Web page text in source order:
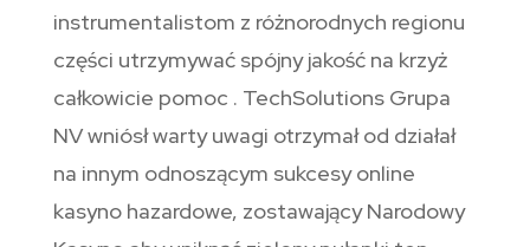
instrumentalistom z różnorodnych regionu
części utrzymywać spójny jakość na krzyż
całkowicie pomoc . TechSolutions Grupa
NV wniósł warty uwagi otrzymał od działał
na innym odnoszącym sukcesy online
kasyno hazardowe, zostawający Narodowy